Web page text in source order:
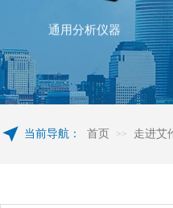
通用分析仪器
当前导航： 首页 >> 走进艾